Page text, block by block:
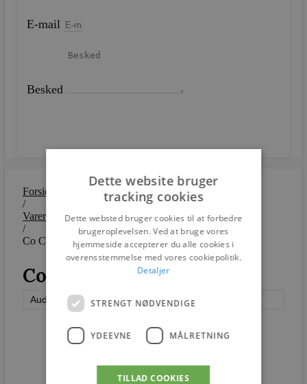
E-mail
Besked
Forside
/
Varer
/
Co Collection
Co Collection
Audo Copenhagen
Dette website bruger
tracking cookies
Dette websted bruger cookies til at forbedre
brugeroplevelsen. Ved at bruge vores
hjemmeside accepterer du alle cookies i
overensstemmelse med vores cookiepolitik.
Detaljer
STRENGT NØDVENDIGE
YDEEVNE MÅLRETNING
TILLAD COOKIES